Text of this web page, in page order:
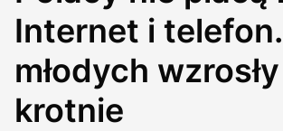
Internet i telefon.
młodych
krotnie